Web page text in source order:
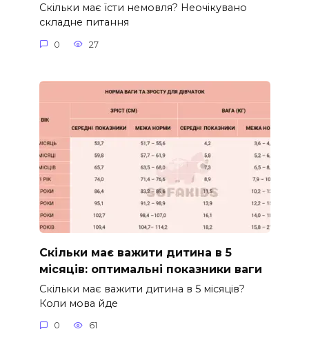
Скільки має їсти немовля? Неочікувано
складне питання
0 27
Скільки має важити дитина в 5
місяців: оптимальні показники ваги
Скільки має важити дитина в 5 місяців?
Коли мова йде
0 61